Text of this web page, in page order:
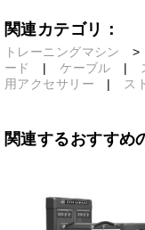
関連カテゴリ：
トレーニングマシン
ード
|ケーブル |
用アクセサリー | ス
関連するおすすめ